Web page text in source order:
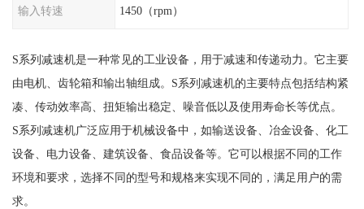
输入转速 1450（rpm）
S系列减速机是一种常见的工业设备，用于减速和传递动力。它主要
由电机、齿轮箱和输出轴组成。S系列减速机的主要特点包括结构紧
凑、传动效率高、扭矩输出稳定、噪音低以及使用寿命长等优点。
S系列减速机广泛应用于机械设备中，如输送设备、冶金设备、化工
设备、电力设备、建筑设备、食品设备等。它可以根据不同的工作
环境和要求，选择不同的型号和规格来实现不同的，满足用户的需
求。